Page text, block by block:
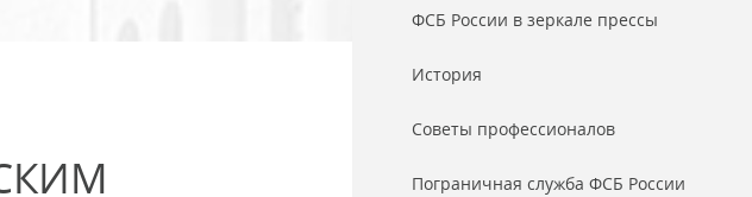
ФСБ России в зеркале прессы
История
Советы профессионалов
Пограничная служба ФСБ России